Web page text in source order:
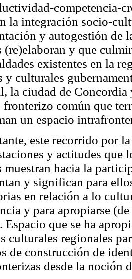
competencia-
la integración socio-
y autogestión de
(re)elaboran y que
existentes en la
y culturales
la ciudad de
fronterizo común que
un espacio
este recorrido por
y actitudes que
muestran hacia la
y significan para
en relación a lo
y para apropiarse
Espacio que se ha
culturales regionales
de construcción de
desde la noción